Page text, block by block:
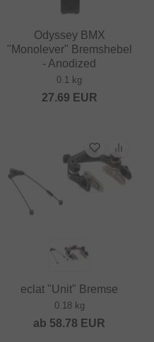
Odyssey BMX
"Monolever" Bremshebel
- Anodized
0.1 kg
27.69 EUR
eclat "Unit" Bremse
0.18 kg
ab 58.78 EUR